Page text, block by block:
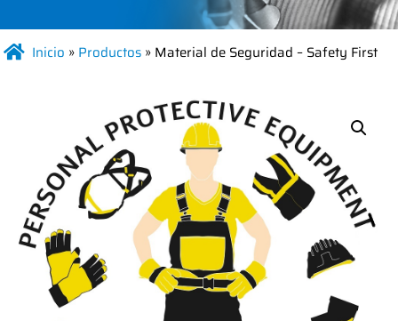
Inicio » Productos » Material de Seguridad – Safety First